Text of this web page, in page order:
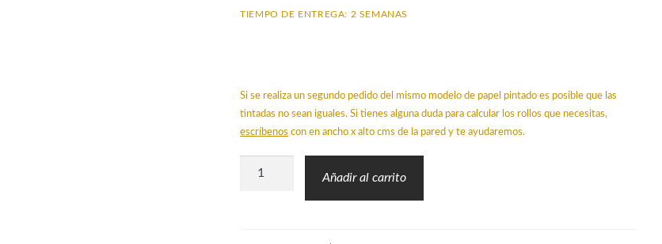
TIEMPO DE ENTREGA: 2 SEMANAS
Si se realiza un segundo pedido del mismo modelo de papel pintado es posible que las
tintadas no sean iguales. Si tienes alguna duda para calcular los rollos que necesitas,
escríbenos con en ancho x alto cms de la pared y te ayudaremos.
Papel
Añadir al carrito